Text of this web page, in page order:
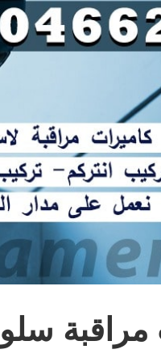
مراقبة